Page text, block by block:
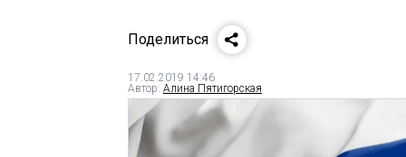
Поделиться
17.02.2019 14:46
Автор: Алина Пятигорская